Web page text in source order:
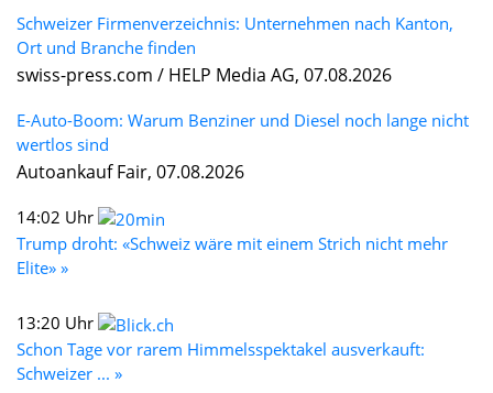
Schweizer Firmenverzeichnis: Unternehmen nach Kanton,
Ort und Branche finden
swiss-press.com / HELP Media AG, 07.08.2026
E-Auto-Boom: Warum Benziner und Diesel noch lange nicht
wertlos sind
Autoankauf Fair, 07.08.2026
14:02 Uhr
Trump droht: «Schweiz wäre mit einem Strich nicht mehr
Elite» »
13:20 Uhr
Schon Tage vor rarem Himmelsspektakel ausverkauft:
Schweizer ... »